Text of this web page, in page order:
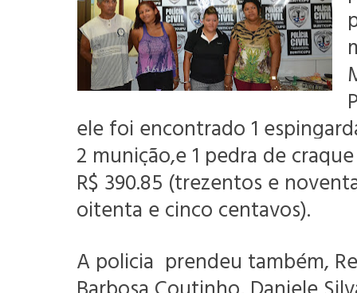
ele foi encontrado 1
2 munição,e 1 pedra de
R$ 390.85 (trezentos e
oitenta e cinco centavos).
A policia prendeu também,